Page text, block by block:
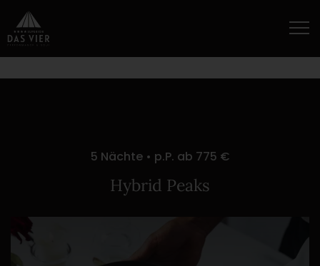
5 Nächte • p.P. ab 775 €
Hybrid Peaks